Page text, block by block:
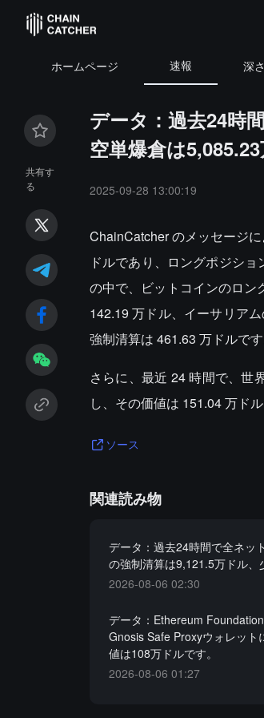
ホームページ 速報 深さ
共有す
る
データ：過去24時
空単爆倉は
2025-09-28 13:00:19
ChainCatcher のメッセージ
ドルであり、ロングポジシ
の中で、ビットコインのロン
142.19 万ドル、イーサリア
強制清算は 461.63 万ドルです
さらに、最近 24 時間で、世
し、その価値は 151.04 万ドル
ソース
関連読み物
データ：過去24時間で全ネッ
の強制清算は9,121.5万ドル
2026-08-06 02:30
データ：Ethereum
Gnosis Safe Proxyウォレッ
値は108万ドルです。
2026-08-06 01:27